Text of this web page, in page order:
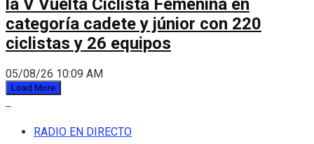
la V Vuelta Ciclista Femenina en
categoría cadete y júnior con 220
ciclistas y 26 equipos
05/08/26 10:09 AM
Load More
RADIO EN DIRECTO